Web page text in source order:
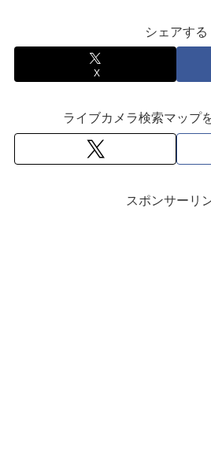
シェアする
X
ライブカメラ検索マップ
スポンサーリ